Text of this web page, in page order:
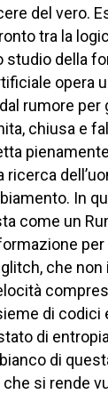
del vero.
tra la
studio della
opera
rumore per
chiusa e
ricerca
In
come un
che
di codici
di
di
si rende